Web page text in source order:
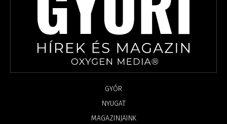
GYŐR
NYUGAT
MAGAZINJAINK